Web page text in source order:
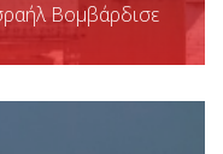
Βομβάρδισε